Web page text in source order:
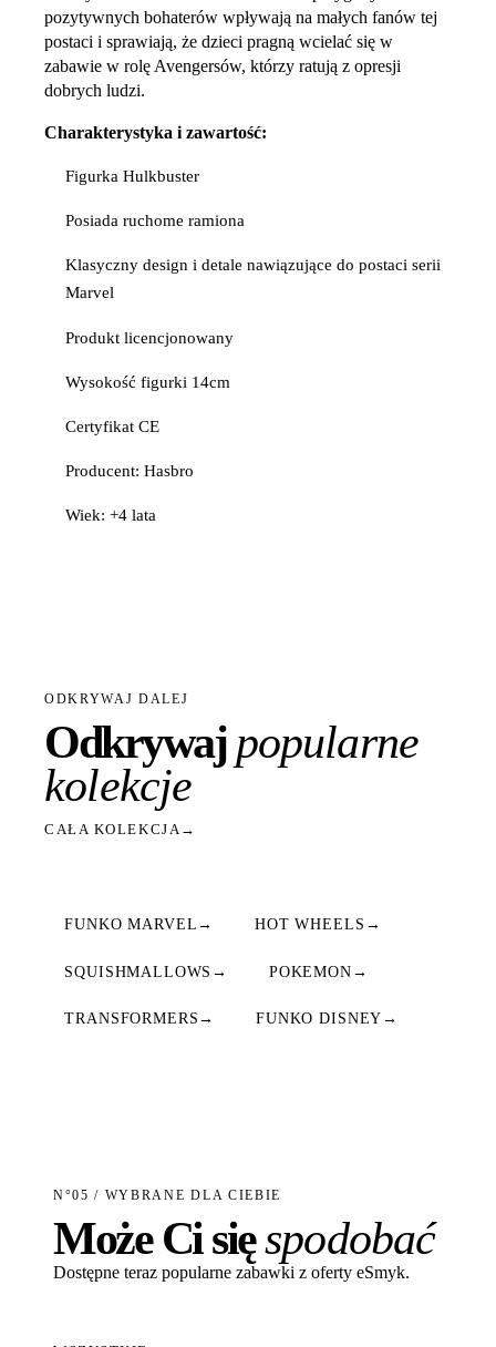
pozytywnych bohaterów wpływają na małych fanów tej
postaci i sprawiają, że dzieci pragną wcielać się w
zabawie w rolę Avengersów, którzy ratują z opresji
dobrych ludzi.
Charakterystyka i zawartość:
Figurka Hulkbuster
Posiada ruchome ramiona
Klasyczny design i detale nawiązujące do postaci serii
Marvel
Produkt licencjonowany
Wysokość figurki 14cm
Certyfikat CE
Producent: Hasbro
Wiek: +4 lata
ODKRYWAJ DALEJ
Odkrywajpopularne
kolekcje
CAŁA KOLEKCJA→
FUNKO MARVEL → HOT WHEELS →
SQUISHMALLOWS → POKEMON →
TRANSFORMERS → FUNKO DISNEY →
N°05 / WYBRANE DLA CIEBIE
Może Ci sięspodobać
Dostępne teraz popularne zabawki z oferty eSmyk.